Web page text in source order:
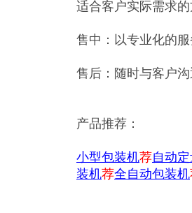
适合客户实际需求
售中：以专业化的
售后：随时与客户
产品推荐：
小型包装机荐自动
装机荐全自动包装机